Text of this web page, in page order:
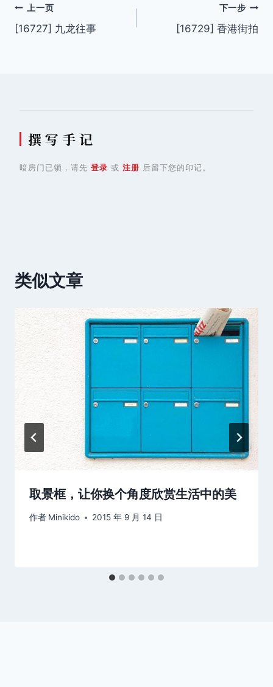
文
章
上一页
[16727] 九龙往事
下一步
[16729] 香港街拍
撰 写 手 记
暗房门已锁，请先 登录 或 注册 后留下您的印记。
类似文章
取景框，让你换个角度欣赏生活中的美
作者 Minikido 2015 年 9 月 14 日